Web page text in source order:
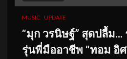
MUSIC UPDATE
“มุก วรนิษฐ์” สุดปลื้ม
รุ่นพี่มืออาชีพ “ทอม อิ